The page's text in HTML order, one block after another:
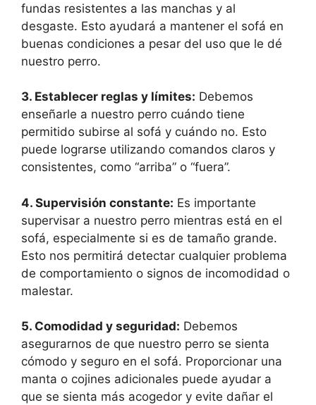
fundas resistentes a las manchas y al
desgaste. Esto ayudará a mantener el sofá en
buenas condiciones a pesar del uso que le dé
nuestro perro.
3. Establecer reglas y límites: Debemos
enseñarle a nuestro perro cuándo tiene
permitido subirse al sofá y cuándo no. Esto
puede lograrse utilizando comandos claros y
consistentes, como “arriba” o “fuera”.
4. Supervisión constante: Es importante
supervisar a nuestro perro mientras está en el
sofá, especialmente si es de tamaño grande.
Esto nos permitirá detectar cualquier problema
de comportamiento o signos de incomodidad o
malestar.
5. Comodidad y seguridad: Debemos
asegurarnos de que nuestro perro se sienta
cómodo y seguro en el sofá. Proporcionar una
manta o cojines adicionales puede ayudar a
que se sienta más acogedor y evite dañar el